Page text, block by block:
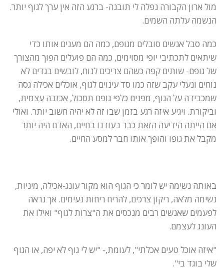
מול ארון הקבורה נפלה לי תובנה- ברגע הזה אין ערך לגוף יותר.
הנשמה עלתה השמים.
כמה סבל אנשים סובלים מגופם, כמה הם מענים אותו כדי
שיתאים לתכתיבי יופי מסוימים, כמה הם פועלים הפוך מהצורך
של גופם- שותים קפה כשהם צריכים לנוח, לובשים בגדים לא
נוחים ונעלי עקב שזה כמו סד עינוים לגוף, אוכלים אכילה גסה
שמכבידה על הגוף, מפנים כלפי גופם תסכול, אכזבה עצמית,
וביקורת. ויגיע איזה רגע בזמן שבו זה לא יהיה חשוב יותר. ואולי
אם הייתה הידיעה הזאת כבר בעודנו בחיים, האדם היה יותר
מקבל את גופו והופך אותו חבר למסע החיים.
באותה נשימה יש לומר כי הגוף הוא מקור עונג-אכילה, מיניות,
נשימה מלאה, ריקון צרכים, להריח ריחות נעימים. אך נראה
לפעמים שאנשים רבים מנכסים את ה"צרות לגוף" ואילו את
העונג לעצמם.
"איזה אוכל טעים אכלתי", לעומת,- "יש לי גוף לא יפה, או הגוף
שלי בוגד בי".